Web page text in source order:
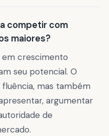
competir com
maiores?
em crescimento
seu potencial. O
fluência, mas também
argumentar
de